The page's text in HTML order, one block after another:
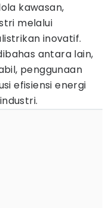
kawasan,
melalui
inovatif.
antara lain,
penggunaan
efisiensi energi